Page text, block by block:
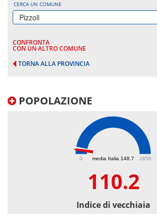
CERCA UN COMUNE
Pizzoli
CONFRONTA
CON UN ALTRO COMUNE
TORNA ALLA PROVINCIA
POPOLAZIONE
media Italia 148.7
0 2850
110.2
Indice di vecchiaia